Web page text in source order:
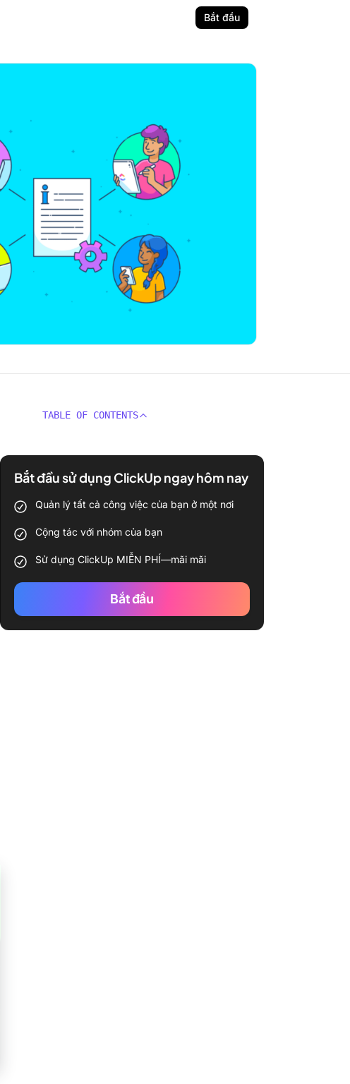
Bắt đầu
TABLE OF CONTENTS
Bắt đầu sử dụng ClickUp ngay hôm nay
Quản lý tất cả công việc của bạn ở một nơi
Cộng tác với nhóm của bạn
Sử dụng ClickUp MIỄN PHÍ—mãi mãi
Bắt đầu